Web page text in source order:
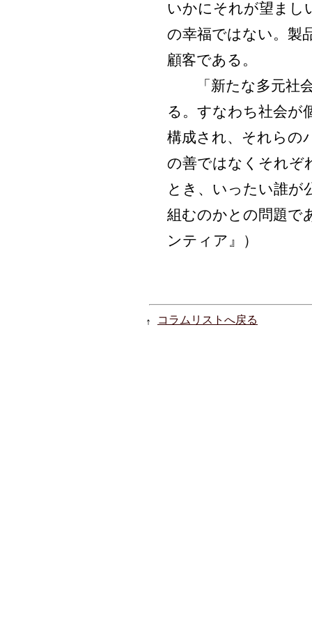
いかにそれが望まし
の幸福ではない。製
顧客である。
「新たな多元社会
る。すなわち社会が
構成され、それらの
の善ではなくそれぞ
とき、いったい誰が
組むのかとの問題で
ンティア』）
コラムリストへ戻る